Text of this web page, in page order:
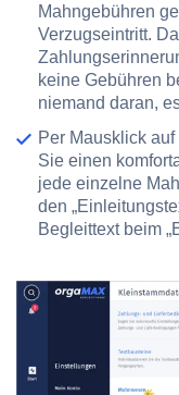
Mahngebühren
Verzugseintritt.
keine Gebühren
niemand daran,
Per Mausklick auf
Sie einen
jede einzelne
den
Begleittext beim